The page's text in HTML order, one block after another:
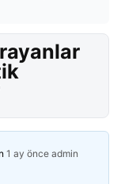
1 ay önce admin